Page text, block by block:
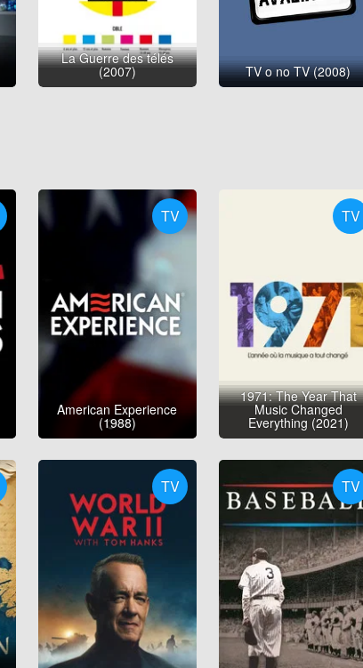
La Guerre des télés
(2007) TV o no TV (2008)
TV
American Experience
(1988)
TV
1971: The Year That
Music Changed
Everything (2021)
TV TV